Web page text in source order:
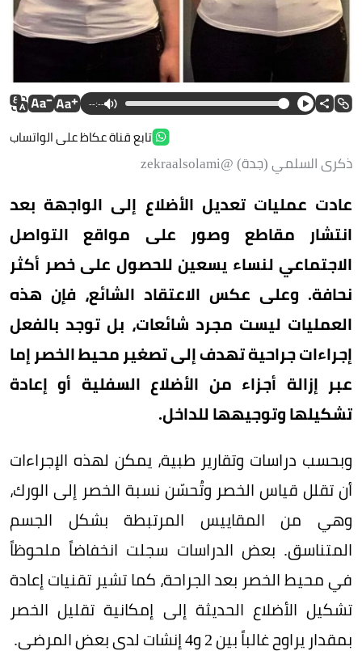
--:--
تابع قناة عكاظ على الواتساب
ذكرى السلمي (جدة) @zekraalsolami
عادت عمليات تعديل الأضلاع إلى الواجهة بعد
انتشار مقاطع وصور على مواقع التواصل
الاجتماعي لنساء يسعين للحصول على خصر أكثر
نحافة. وعلى عكس الاعتقاد الشائع، فإن هذه
العمليات ليست مجرد شائعات، بل توجد بالفعل
إجراءات جراحية تهدف إلى تصغير محيط الخصر إما
عبر إزالة أجزاء من الأضلاع السفلية أو إعادة
تشكيلها وتوجيهها للداخل.
وبحسب دراسات وتقارير طبية، يمكن لهذه الإجراءات
أن تقلل قياس الخصر وتُحسّن نسبة الخصر إلى الورك،
وهي من المقاييس المرتبطة بشكل الجسم
المتناسق. بعض الدراسات سجلت انخفاضاً ملحوظاً
في محيط الخصر بعد الجراحة، كما تشير تقنيات إعادة
تشكيل الأضلاع الحديثة إلى إمكانية تقليل الخصر
بمقدار يراوح غالباً بين 2 و4 إنشات لدى بعض المرضى.